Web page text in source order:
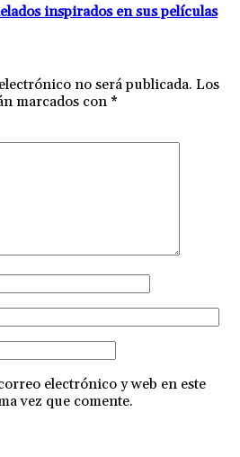
inspirados en sus películas
no será publicada. Los
marcados con *
electrónico y web en este
vez que comente.